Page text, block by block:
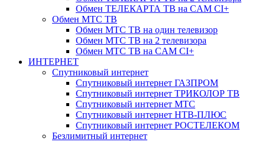
Обмен ТЕЛЕКАРТА ТВ на CAM CI+
Обмен МТС ТВ
Обмен МТС ТВ на один телевизор
Обмен МТС ТВ на 2 телевизора
Обмен МТС ТВ на CAM CI+
ИНТЕРНЕТ
Спутниковый интернет
Спутниковый интернет ГАЗПРОМ
Спутниковый интернет ТРИКОЛОР ТВ
Спутниковый интернет МТС
Спутниковый интернет НТВ-ПЛЮС
Спутниковый интернет РОСТЕЛЕКОМ
Безлимитный интернет